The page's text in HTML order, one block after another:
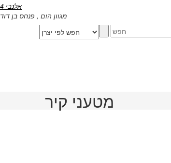
אלנבי 94 תל אביב
מגוון הום , פנחס בן דוד 1, רחובות | א - ה : 20:00 - 10:00, ו : 14:00 - 10:00
מטעני קיר